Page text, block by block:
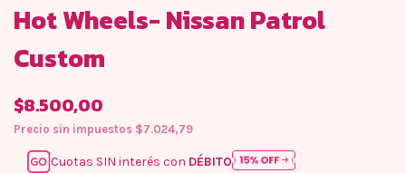
Hot Wheels- Nissan Patrol
Custom
$8.500,00
Precio sin impuestos $7.024,79
Cuotas SIN interés con DÉBITO